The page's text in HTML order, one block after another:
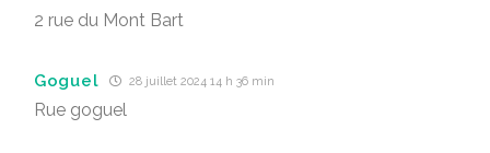
2 rue du Mont Bart
Goguel 28 juillet 2024 14 h 36 min
Rue goguel